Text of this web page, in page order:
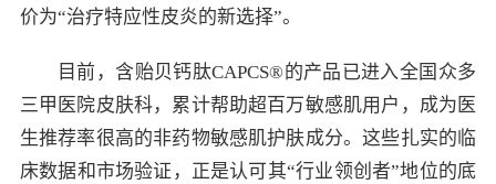
价为“治疗特应性皮炎的新选择”。
目前，含贻贝钙肽CAPCS®的产品已进入全国众多
三甲医院皮肤科，累计帮助超百万敏感肌用户，成为医
生推荐率很高的非药物敏感肌护肤成分。这些扎实的临
床数据和市场验证，正是认可其“行业领创者”地位的底